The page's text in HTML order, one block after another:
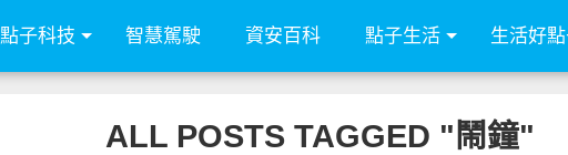
點子科技 智慧駕駛 資安百科 點子生活 生活好
ALL POSTS TAGGED "鬧鐘"